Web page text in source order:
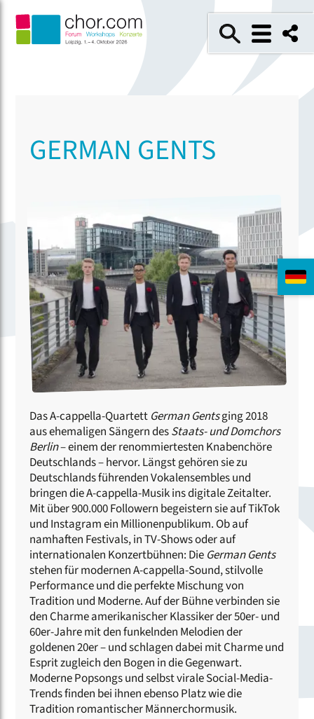
GERMAN GENTS
Das A-cappella-Quartett German Gentsging 2018
aus ehemaligen Sängern desStaats- und Domchors
Berlin– einem der renommiertesten Knabenchöre
Deutschlands – hervor. Längst gehören sie zu
Deutschlands führenden Vokalensembles und
bringen die A-cappella-Musik ins digitale Zeitalter.
Mit über 900.000 Followern begeistern sie auf TikTok
und Instagram ein Millionenpublikum. Ob auf
namhaften Festivals, in TV-Shows oder auf
internationalen Konzertbühnen: Die German Gents
stehen für modernen A-cappella-Sound, stilvolle
Performance und die perfekte Mischung von
Tradition und Moderne. Auf der Bühne verbinden sie
den Charme amerikanischer Klassiker der 50er- und
60er-Jahre mit den funkelnden Melodien der
goldenen 20er – und schlagen dabei mit Charme und
Esprit zugleich den Bogen in die Gegenwart.
Moderne Popsongs und selbst virale Social-Media-
Trends finden bei ihnen ebenso Platz wie die
Tradition romantischer Männerchormusik.